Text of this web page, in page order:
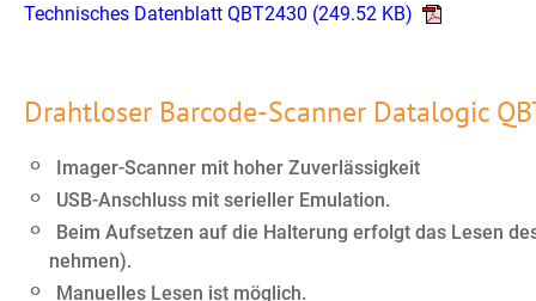
Drahtloser Barcode-Scanner Datalogic
Imager-Scanner mit hoher Zuverlässigkeit
USB-Anschluss mit serieller Emulation.
Beim Aufsetzen auf die Halterung erfolgt das Lesen
nehmen).
Manuelles Lesen ist möglich.
Technisches Datenblatt QBT2430 (249.52 KB)